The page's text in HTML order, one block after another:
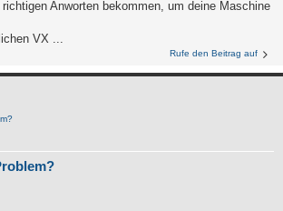
Anworten bekommen, um deine Maschine
VX ...
Rufe den Beitrag auf